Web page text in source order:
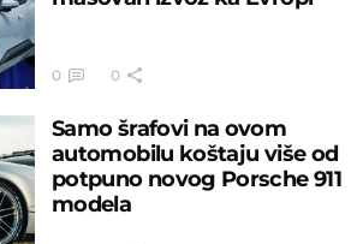
0 0
Samo šrafovi na ovom
automobilu koštaju više od
potpuno novog Porsche 911
modela